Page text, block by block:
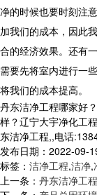
净的时候也要时刻注
加我们的成本，因此
合的经济效果。还有
需要先将室内进行一
将我们的成本提高。
丹东洁净工程哪家好
样？辽宁大宇净化工
东洁净工程,,电话
发布日期：2022-09-
标签： 洁净工程,洁净,
上一条： 丹东洁净工